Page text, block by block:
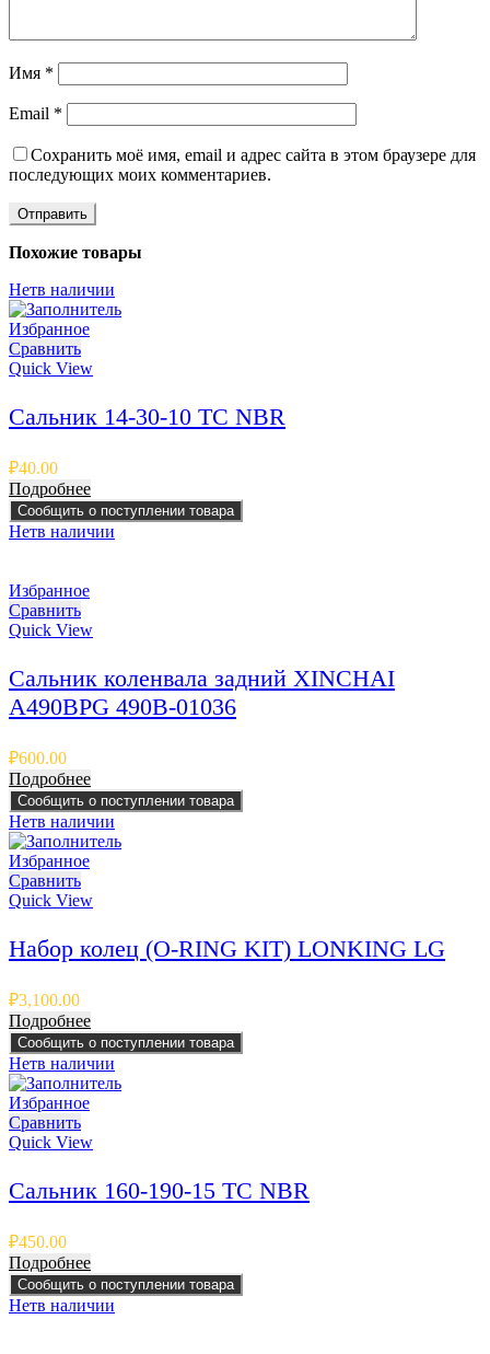
Имя *
Email *
Сохранить моё имя, email и адрес сайта в этом браузере для
последующих моих комментариев.
Похожие товары
Нетв наличии
Избранное
Сравнить
Quick View
Сальник 14-30-10 TC NBR
₽40.00
Подробнее
Сообщить о поступлении товара
Нетв наличии
Избранное
Сравнить
Quick View
Сальник коленвала задний XINCHAI
A490BPG 490B-01036
₽600.00
Подробнее
Сообщить о поступлении товара
Нетв наличии
Избранное
Сравнить
Quick View
Набор колец (O-RING KIT) LONKING LG
₽3,100.00
Подробнее
Сообщить о поступлении товара
Нетв наличии
Избранное
Сравнить
Quick View
Сальник 160-190-15 TC NBR
₽450.00
Подробнее
Сообщить о поступлении товара
Нетв наличии